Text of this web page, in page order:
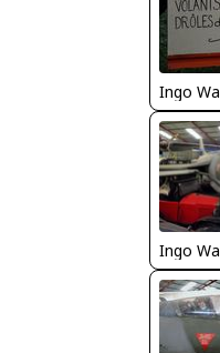
Ingo
Ingo